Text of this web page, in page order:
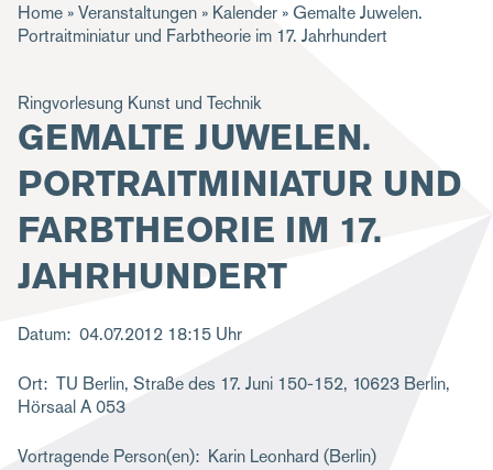
P
f
a
d
n
a
v
i
g
a
t
i
o
Home Veranstaltungen Kalender
Gemalte Juwelen.
Portraitminiatur und Farbtheorie im 17. Jahrhundert
Ringvorlesung Kunst und Technik
GEMALTE JUWELEN.
PORTRAITMINIATUR UND
FARBTHEORIE IM 17.
JAHRHUNDERT
Datum 04.07.2012 18:15 Uhr
Ort TU Berlin, Straße des 17. Juni 150-152, 10623 Berlin,
Hörsaal A 053
Vortragende Person(en) Karin Leonhard (Berlin)